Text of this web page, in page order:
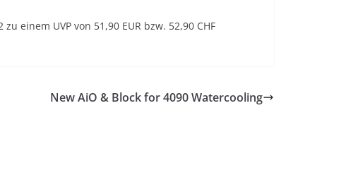
einem UVP von 51,90 EUR bzw. 52,90 CHF
New AiO & Block for 4090 Watercooling